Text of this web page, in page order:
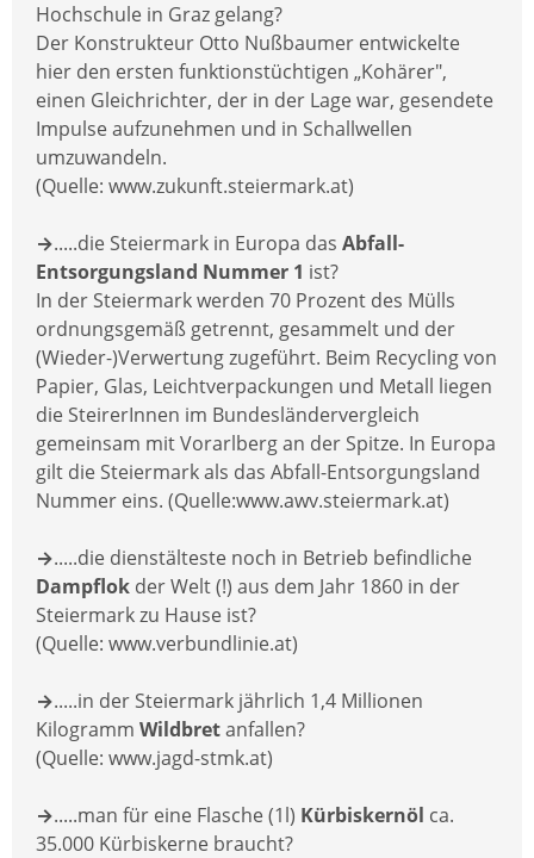
Hochschule in Graz gelang?
Der Konstrukteur Otto Nußbaumer entwickelte
hier den ersten funktionstüchtigen „Kohärer",
einen Gleichrichter, der in der Lage war, gesendete
Impulse aufzunehmen und in Schallwellen
umzuwandeln.
(Quelle: www.zukunft.steiermark.at)
→.....die Steiermark in Europa das Abfall-
Entsorgungsland Nummer 1 ist?
In der Steiermark werden 70 Prozent des Mülls
ordnungsgemäß getrennt, gesammelt und der
(Wieder-)Verwertung zugeführt. Beim Recycling von
Papier, Glas, Leichtverpackungen und Metall liegen
die SteirerInnen im Bundesländervergleich
gemeinsam mit Vorarlberg an der Spitze. In Europa
gilt die Steiermark als das Abfall-Entsorgungsland
Nummer eins. (Quelle:www.awv.steiermark.at)
→.....die dienstälteste noch in Betrieb befindliche
Dampflok der Welt (!) aus dem Jahr 1860 in der
Steiermark zu Hause ist?
(Quelle: www.verbundlinie.at)
→.....in der Steiermark jährlich 1,4 Millionen
Kilogramm Wildbretanfallen?
(Quelle: www.jagd-stmk.at)
→.....man für eine Flasche (1l) Kürbiskernöl ca.
35.000 Kürbiskerne braucht?